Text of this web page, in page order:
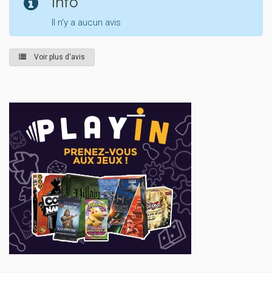
Il n'y a aucun avis
Voir plus d'avis